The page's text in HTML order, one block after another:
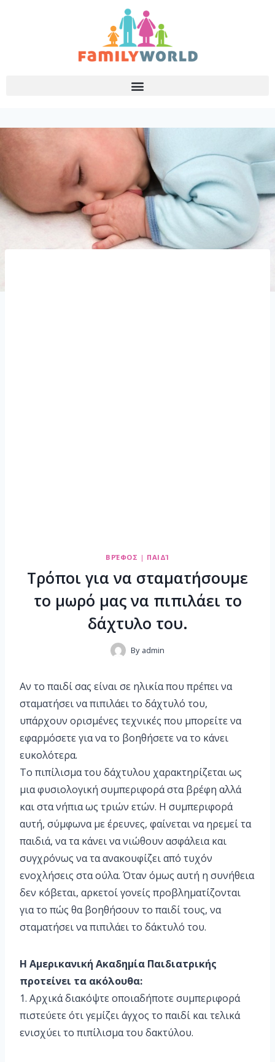
ΒΡΈΦΟΣ | ΠΑΙΔΊ
Τρόποι για να σταματήσουμε
το μωρό μας να πιπιλάει το
δάχτυλο του.
By admin
Αν το παιδί σας είναι σε ηλικία που πρέπει να
σταματήσει να πιπιλάει το δάχτυλό του,
υπάρχουν ορισμένες τεχνικές που μπορείτε να
εφαρμόσετε για να το βοηθήσετε να το κάνει
ευκολότερα.
Το πιπίλισμα του δάχτυλου χαρακτηρίζεται ως
μια φυσιολογική συμπεριφορά στα βρέφη αλλά
και στα νήπια ως τριών ετών. Η συμπεριφορά
αυτή, σύμφωνα με έρευνες, φαίνεται να ηρεμεί τα
παιδιά, να τα κάνει να νιώθουν ασφάλεια και
συγχρόνως να τα ανακουφίζει από τυχόν
ενοχλήσεις στα ούλα. Όταν όμως αυτή η συνήθεια
δεν κόβεται, αρκετοί γονείς προβληματίζονται
για το πώς θα βοηθήσουν το παιδί τους, να
σταματήσει να πιπιλάει το δάκτυλό του.
Η Αμερικανική Ακαδημία Παιδιατρικής
προτείνει τα ακόλουθα:
1. Αρχικά διακόψτε οποιαδήποτε συμπεριφορά
πιστεύετε ότι γεμίζει άγχος το παιδί και τελικά
ενισχύει το πιπίλισμα του δακτύλου.